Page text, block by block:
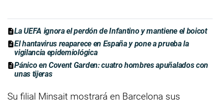
La UEFA ignora el perdón de Infantino y mantiene el boicot
El hantavirus reaparece en España y pone a prueba la
vigilancia epidemiológica
Pánico en Covent Garden: cuatro hombres apuñalados con
unas tijeras
Su filial Minsait mostrará en Barcelona sus